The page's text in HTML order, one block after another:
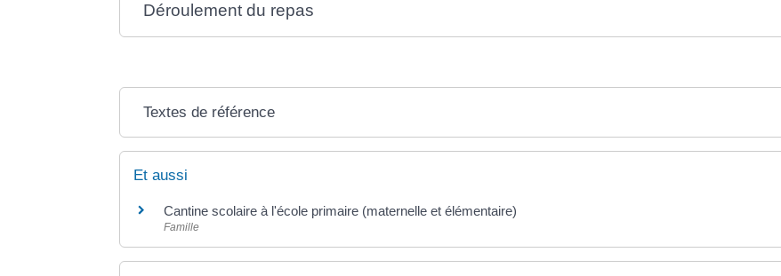
Déroulement du repas
Textes de référence
Et aussi
Cantine scolaire à l'école primaire (maternelle et élémentaire)
Famille